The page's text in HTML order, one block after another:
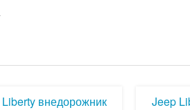
внедорожник Jeep